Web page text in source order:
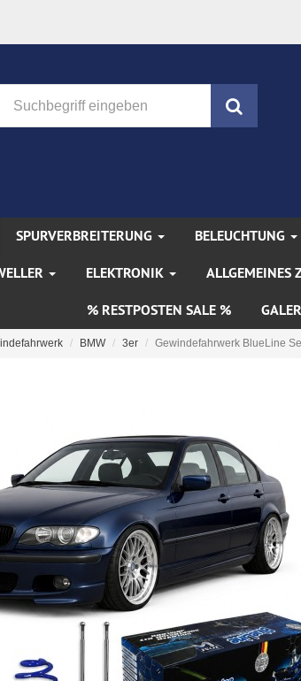
SPURVERBREITERUNG BELEUCHTUNG
ELEKTRONIK ALLGEMEINES
% RESTPOSTEN SALE %
BMW 3er Gewindefahrwerk BlueLine